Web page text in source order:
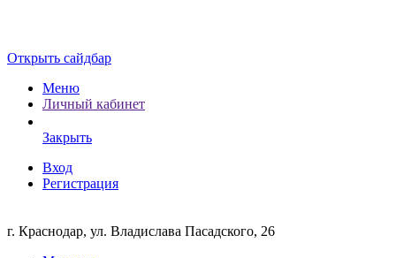
Открыть сайдбар
Меню
Личный кабинет
Закрыть
Вход
Регистрация
г. Краснодар, ул. Владислава Пасадского, 26